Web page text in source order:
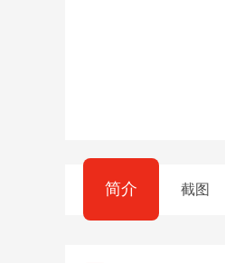
简介 截图